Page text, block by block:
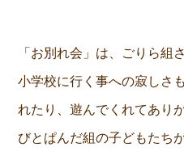
「お別れ会」は、ごりら組
小学校に行く事への寂しさ
れたり、遊んでくれてあり
びとぱんだ組の子どもたち